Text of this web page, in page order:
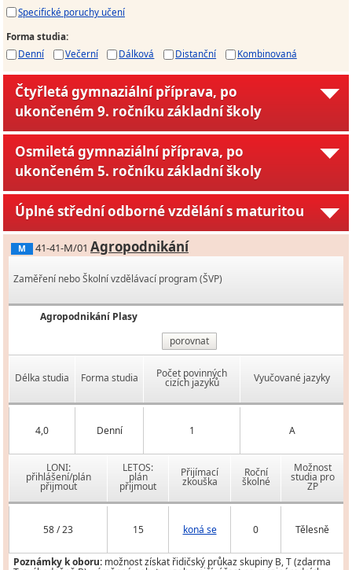
Specifické poruchy učení
Forma studia:
Denní
Večerní Dálková Distanční Kombinovaná
Čtyřletá gymnaziální příprava, po
ukončeném 9. ročníku základní školy
Osmiletá gymnaziální příprava, po
ukončeném 5. ročníku základní školy
Úplné střední odborné vzdělání s maturitou
M 41-41-M/01 Agropodnikání
Zaměření nebo Školní vzdělávací program (ŠVP)
Agropodnikání Plasy
porovnat
Délka studia Forma studia Počet povinných
cizích jazyků Vyučované jazyky
4,0 Denní 1 A
LONI:
přihlášení/plán
přijmout
LETOS:
plán
přijmout
Přijímací
zkouška
Roční
školné
Možnost
studia pro
ZP
58 / 23 15 koná se 0 Tělesně
Poznámky k oboru: možnost získat řidičský průkaz skupiny B, T (zdarma